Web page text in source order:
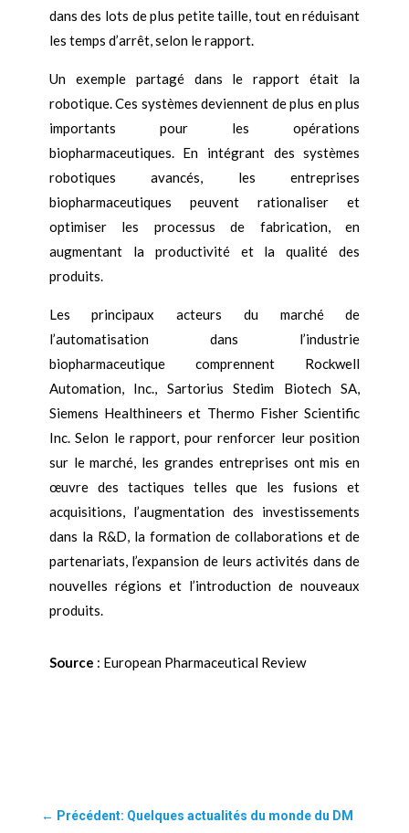
dans des lots de plus petite taille, tout en réduisant
les temps d’arrêt, selon le rapport.
Un exemple partagé dans le rapport était la
robotique. Ces systèmes deviennent de plus en plus
importants pour les opérations
biopharmaceutiques. En intégrant des systèmes
robotiques avancés, les entreprises
biopharmaceutiques peuvent rationaliser et
optimiser les processus de fabrication, en
augmentant la productivité et la qualité des
produits.
Les principaux acteurs du marché de
l’automatisation dans l’industrie
biopharmaceutique comprennent Rockwell
Automation, Inc., Sartorius Stedim Biotech SA,
Siemens Healthineers et Thermo Fisher Scientific
Inc. Selon le rapport, pour renforcer leur position
sur le marché, les grandes entreprises ont mis en
œuvre des tactiques telles que les fusions et
acquisitions, l’augmentation des investissements
dans la R&D, la formation de collaborations et de
partenariats, l’expansion de leurs activités dans de
nouvelles régions et l’introduction de nouveaux
produits.
Source : European Pharmaceutical Review
← Précédent: Quelques actualités du monde du DM